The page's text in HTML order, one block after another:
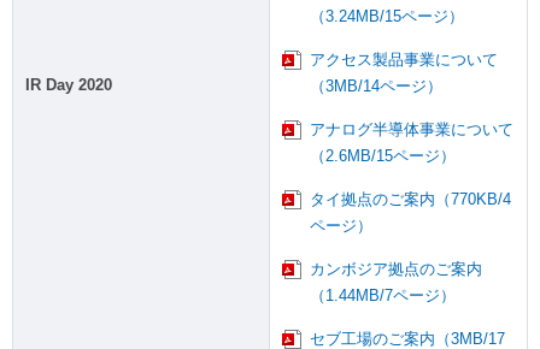
IR Day 2020
（3.24MB/15ページ）
アクセス製品事業について
（3MB/14ページ）
アナログ半導体事業について
（2.6MB/15ページ）
タイ拠点のご案内（770KB/4
ページ）
カンボジア拠点のご案内
（1.44MB/7ページ）
セブ工場のご案内（3MB/17